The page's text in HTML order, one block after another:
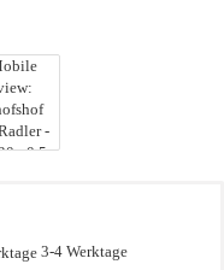
3-4 Werktage